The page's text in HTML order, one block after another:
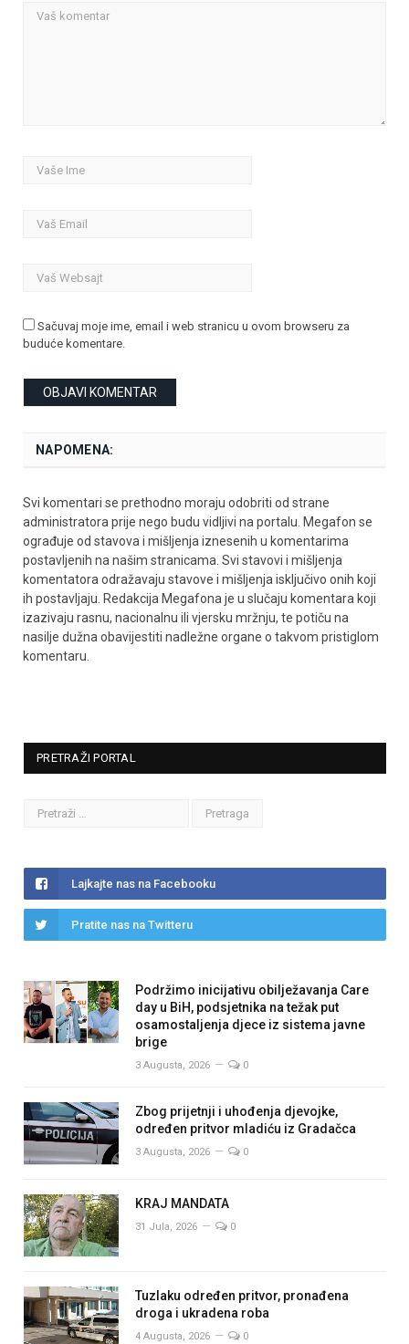
Sačuvaj moje ime, email i web stranicu u ovom browseru za
buduće komentare.
NAPOMENA:
Svi komentari se prethodno moraju odobriti od strane
administratora prije nego budu vidljivi na portalu. Megafon se
ograđuje od stavova i mišljenja iznesenih u komentarima
postavljenih na našim stranicama. Svi stavovi i mišljenja
komentatora odražavaju stavove i mišljenja isključivo onih koji
ih postavljaju. Redakcija Megafona je u slučaju komentara koji
izazivaju rasnu, nacionalnu ili vjersku mržnju, te potiču na
nasilje dužna obavijestiti nadležne organe o takvom pristiglom
komentaru.
PRETRAŽI PORTAL
Lajkajte nas na Facebooku
Pratite nas na Twitteru
Podržimo inicijativu obilježavanja Care
day u BiH, podsjetnika na težak put
osamostaljenja djece iz sistema javne
brige
3 Augusta, 2026 0
Zbog prijetnji i uhođenja djevojke,
određen pritvor mladiću iz Gradačca
3 Augusta, 2026 0
KRAJ MANDATA
31 Jula, 2026 0
Tuzlaku određen pritvor, pronađena
droga i ukradena roba
4 Augusta, 2026 0